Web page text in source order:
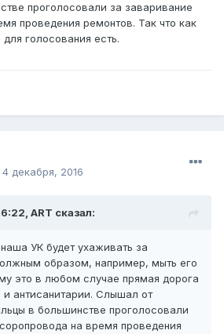
проголосовали за заваривание
проведения ремонтов. Так что как
голосования есть.
4 декабря, 2016
ART сказал:
УК будет ухаживать за
образом, например, мыть его
это в любом случае прямая дорога
антисанитарии. Слышал от
в большинстве проголосовали
на время проведения